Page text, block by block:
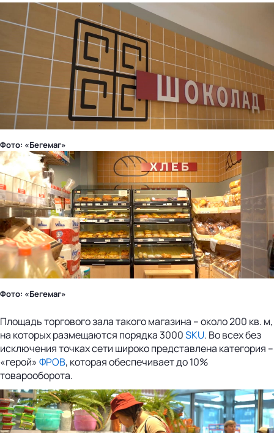
Фото: «Бегемаг»
Фото: «Бегемаг»
Площадь торгового зала такого магазина – около 200 кв. м,
на которых размещаются порядка 3000SKU. Во всех без
исключения точках сети широко представлена категория –
«герой» ФРОВ, которая обеспечивает до 10%
товарооборота.